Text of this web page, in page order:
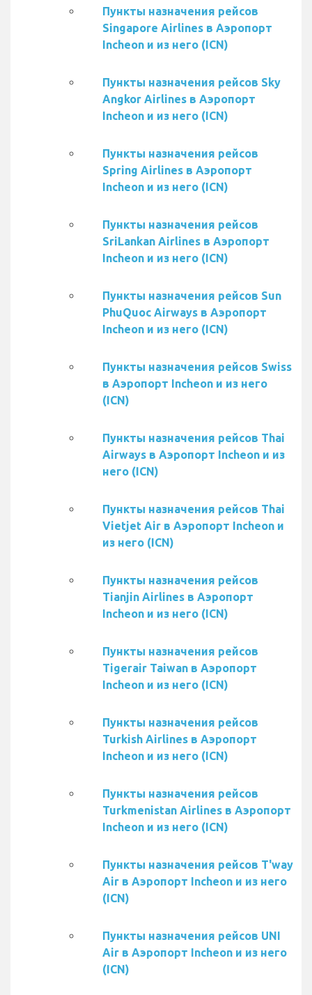
Пункты назначения рейсов
Singapore Airlines в Аэропорт
Incheon и из него (ICN)
Пункты назначения рейсов Sky
Angkor Airlines в Аэропорт
Incheon и из него (ICN)
Пункты назначения рейсов
Spring Airlines в Аэропорт
Incheon и из него (ICN)
Пункты назначения рейсов
SriLankan Airlines в Аэропорт
Incheon и из него (ICN)
Пункты назначения рейсов Sun
PhuQuoc Airways в Аэропорт
Incheon и из него (ICN)
Пункты назначения рейсов Swiss
в Аэропорт Incheon и из него
(ICN)
Пункты назначения рейсов Thai
Airways в Аэропорт Incheon и из
него (ICN)
Пункты назначения рейсов Thai
Vietjet Air в Аэропорт Incheon и
из него (ICN)
Пункты назначения рейсов
Tianjin Airlines в Аэропорт
Incheon и из него (ICN)
Пункты назначения рейсов
Tigerair Taiwan в Аэропорт
Incheon и из него (ICN)
Пункты назначения рейсов
Turkish Airlines в Аэропорт
Incheon и из него (ICN)
Пункты назначения рейсов
Turkmenistan Airlines в Аэропорт
Incheon и из него (ICN)
Пункты назначения рейсов T'way
Air в Аэропорт Incheon и из него
(ICN)
Пункты назначения рейсов UNI
Air в Аэропорт Incheon и из него
(ICN)